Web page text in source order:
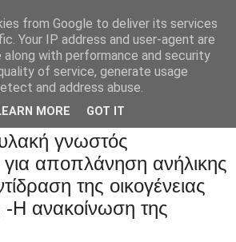
γνωστός
για αποπλάνηση ανήλικης
της οικογένειας
-Η ανακοίνωση της
from Google to deliver its services
Your IP address and user-agent are
along with performance and security
of service, generate usage
and address abuse.
MORE GOT IT